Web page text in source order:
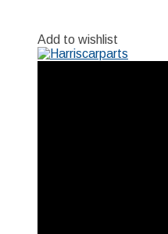
Add to wishlist